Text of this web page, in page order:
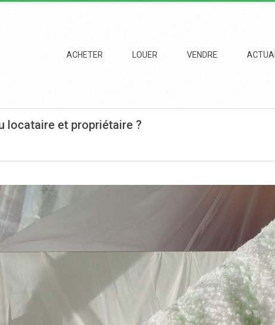
Navigation
ACHETER LOUER VENDRE
locataire et propriétaire ?